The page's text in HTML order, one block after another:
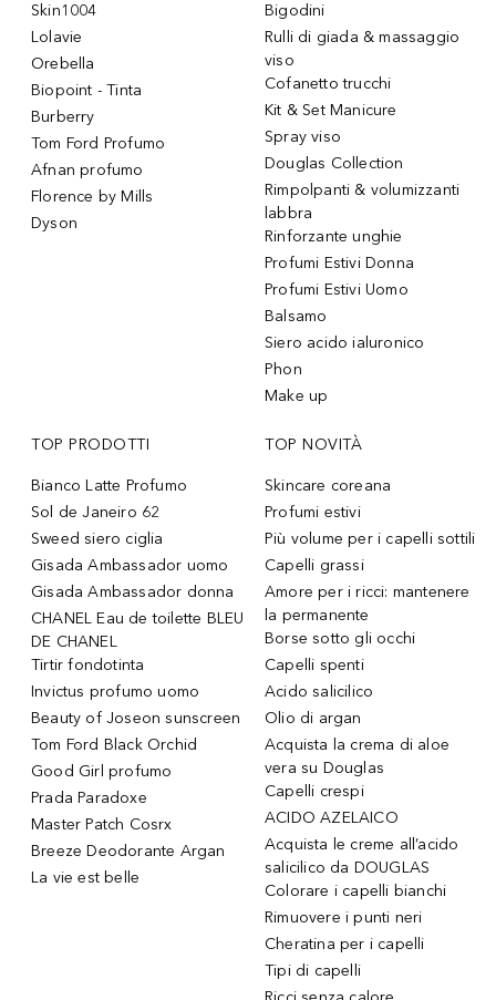
Skin1004
Lolavie
Orebella
Biopoint - Tinta
Burberry
Tom Ford Profumo
Afnan profumo
Florence by Mills
Dyson
Bigodini
Rulli di giada & massaggio
viso
Cofanetto trucchi
Kit & Set Manicure
Spray viso
Douglas Collection
Rimpolpanti & volumizzanti
labbra
Rinforzante unghie
Profumi Estivi Donna
Profumi Estivi Uomo
Balsamo
Siero acido ialuronico
Phon
Make up
TOP PRODOTTI
Bianco Latte Profumo
Sol de Janeiro 62
Sweed siero ciglia
Gisada Ambassador uomo
Gisada Ambassador donna
CHANEL Eau de toilette BLEU
DE CHANEL
Tirtir fondotinta
Invictus profumo uomo
Beauty of Joseon sunscreen
Tom Ford Black Orchid
Good Girl profumo
Prada Paradoxe
Master Patch Cosrx
Breeze Deodorante Argan
La vie est belle
TOP NOVITÀ
Skincare coreana
Profumi estivi
Più volume per i capelli sottili
Capelli grassi
Amore per i ricci: mantenere
la permanente
Borse sotto gli occhi
Capelli spenti
Acido salicilico
Olio di argan
Acquista la crema di aloe
vera su Douglas
Capelli crespi
ACIDO AZELAICO
Acquista le creme all’acido
salicilico da DOUGLAS
Colorare i capelli bianchi
Rimuovere i punti neri
Cheratina per i capelli
Tipi di capelli